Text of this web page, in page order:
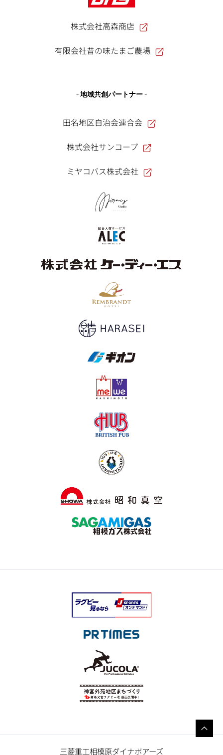
株式会社高森商店
有限会社昔の味たまご農場
- 地域共創パートナー -
田名地区自治会連合会
株式会社サンコープ
ミヤコバス株式会社
三菱重工相模原ダイナボアーズ